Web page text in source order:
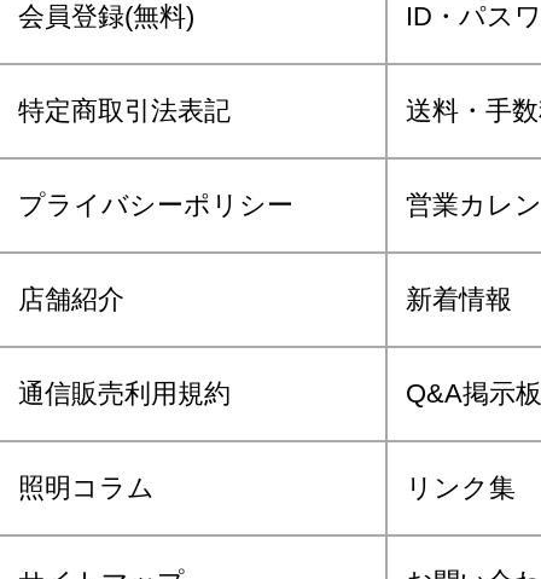
会員登録(無料) ID・パス
特定商取引法表記 送料・手
プライバシーポリシー 営業カレ
店舗紹介 新着情報
通信販売利用規約 Q&A掲示板
照明コラム リンク集